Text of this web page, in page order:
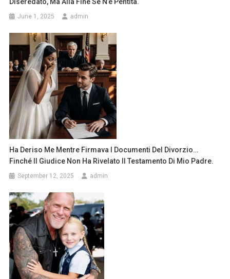
Diseredato, Ma Alla Fine Se N’è Pentita.
June 1, 2025 admin
Ha Deriso Me Mentre Firmava I Documenti Del Divorzio…
Finché Il Giudice Non Ha Rivelato Il Testamento Di Mio Padre.
September 12, 2025 admin